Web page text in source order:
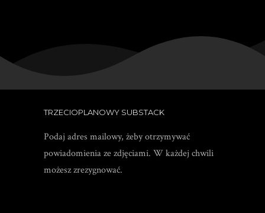
TRZECIOPLANOWY SUBSTACK
Podaj adres mailowy, żeby otrzymywać
powiadomienia ze zdjęciami. W każdej chwili
możesz zrezygnować.